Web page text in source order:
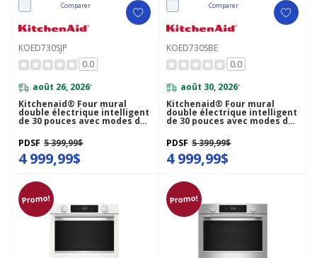
Comparer
KOED730SJP
0.0
août 26, 2026*
Kitchenaid® Four mural
double électrique intelligent
de 30 pouces avec modes de
cuisson assistée - Genévrier
KOED730SJP
PDSF 5 399,99$
4 999,99$
Comparer
KOED730SBE
0.0
août 30, 2026*
Kitchenaid® Four mural
double électrique intelligent
de 30 pouces avec modes de
cuisson assistée - Minerai
noir KOED730SBE
PDSF 5 399,99$
4 999,99$
Promo! Promo!